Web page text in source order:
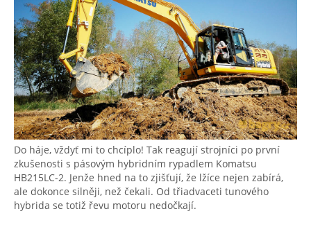
Do háje, vždyť mi to chcíplo! Tak reagují strojníci po první
zkušenosti s pásovým hybridním rypadlem Komatsu
HB215LC-2. Jenže hned na to zjišťují, že lžíce nejen zabírá,
ale dokonce silněji, než čekali. Od třiadvaceti tunového
hybrida se totiž řevu motoru nedočkají.